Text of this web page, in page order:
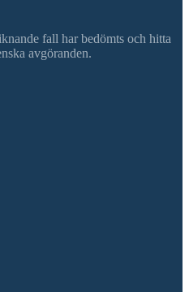
fall har bedömts och hitta
avgöranden.